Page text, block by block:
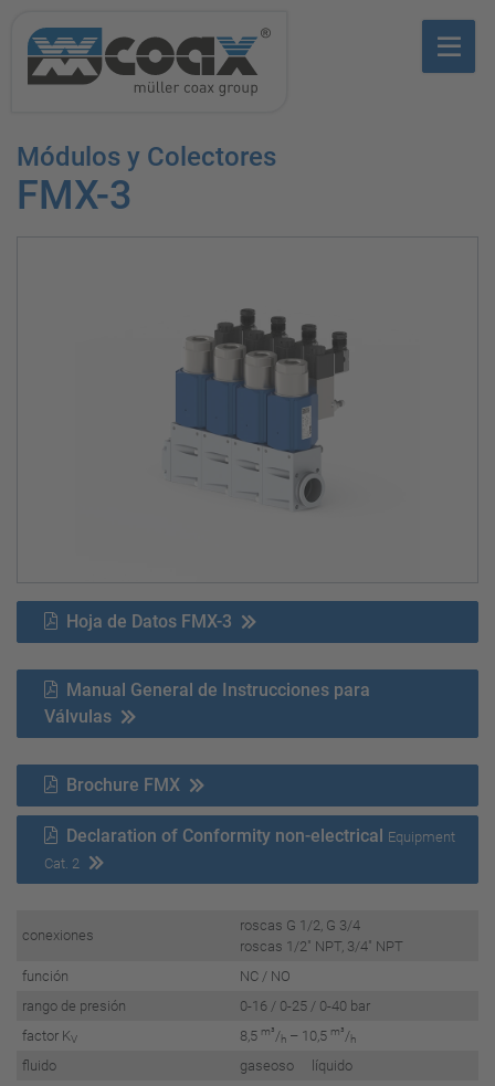
Módulos y Colectores
FMX-3
Hoja de Datos FMX-3
Manual General de Instrucciones para
Válvulas
Brochure FMX
Declaration of Conformity non-electrical Equipment
Cat. 2
conexiones
roscas G 1/2, G 3/4
roscas 1/2" NPT, 3/4" NPT
función
NC / NO
rango de presión
0-16 / 0-25 / 0-40 bar
factor KV 8,5 m³/h– 10,5 m³/h
fluido
gaseoso líquido